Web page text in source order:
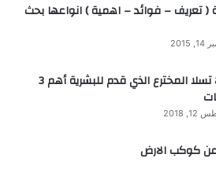
( تعريف – فوائد – اهمية ) انواعها بحث
نيكولا تسلا المخترع الذي قدم للبشرية أهم 3
2018
كوكب الارض